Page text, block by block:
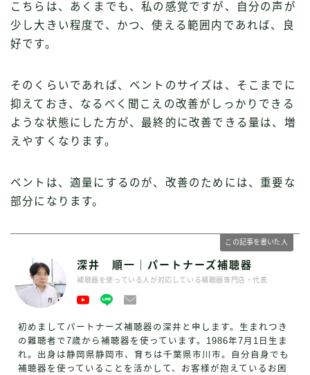
こちらは、あくまでも、私の感覚ですが、自分の声が
少し大きい程度で、かつ、使える範囲内であれば、良
好です。
そのくらいであれば、ベントのサイズは、そこまでに
抑えておき、なるべく聞こえの改善がしっかりできる
ような状態にした方が、最終的に改善できる量は、増
えやすくなります。
ベントは、適量にするのが、改善のためには、重要な
部分になります。
この記事を書いた人
深井 順一｜パートナーズ補聴器
補聴器を使っている人が対応している補聴器専門店・代表
初めましてパートナーズ補聴器の深井と申します。生まれつき
の難聴者で7歳から補聴器を使っています。1986年7月1日生ま
れ。出身は静岡県静岡市、育ちは千葉県市川市。自分自身でも
補聴器を使っていることを活かして、お客様が抱えているお困